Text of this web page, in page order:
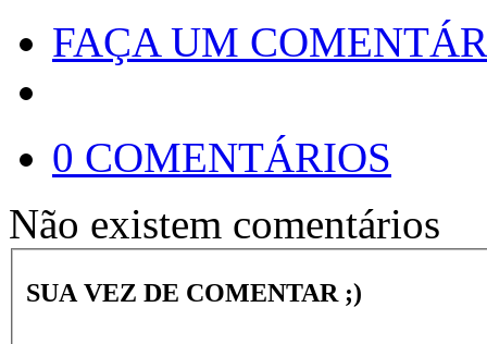
FAÇA UM
0 COMENTÁRIOS
Não existem comentários
SUA VEZ DE COMENTAR ;)